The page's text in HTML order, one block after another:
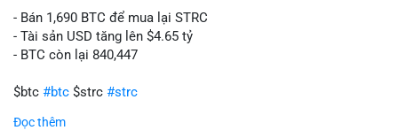
- Bán 1,690 BTC để mua lại STRC
- Tài sản USD tăng lên $4.65 tỷ
- BTC còn lại 840,447
$btc #btc $strc #strc
#vlikevn
Đọc thêm